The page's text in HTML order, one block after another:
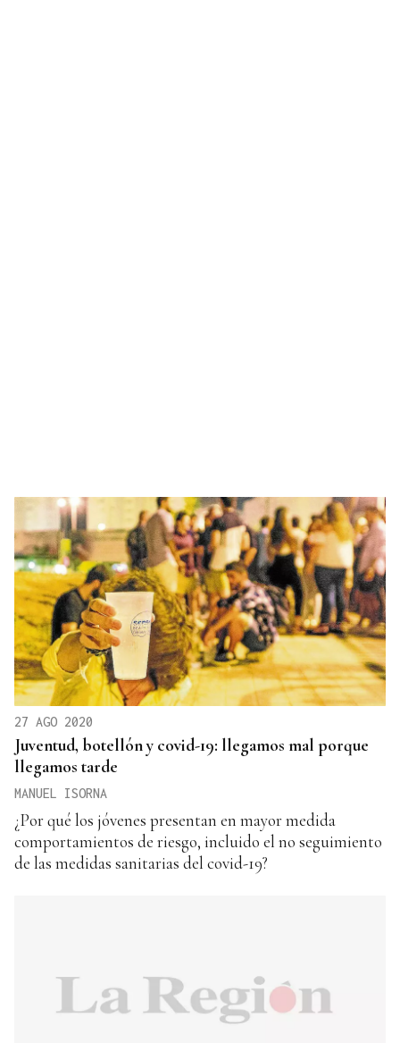
27 AGO 2020
Juventud, botellón y covid-19: llegamos mal porque
llegamos tarde
MANUEL ISORNA
¿Por qué los jóvenes presentan en mayor medida
comportamientos de riesgo, incluido el no seguimiento
de las medidas sanitarias del covid-19?